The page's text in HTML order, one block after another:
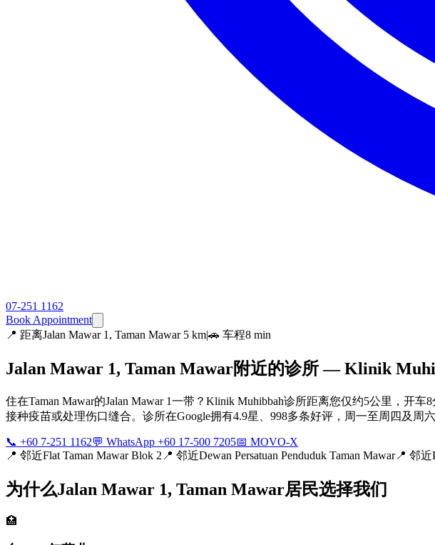
07-251 1162
Book Appointment
📍 距离Jalan Mawar 1, Taman Mawar 5 km|🚗 车程8 min
Jalan Mawar 1, Taman Mawar附近的诊所 — Klinik
住在Taman Mawar的Jalan Mawar 1一带？Klinik Muhibbah诊所距离您仅约5公里，开车
接种疫苗或处理伤口缝合。诊所在Google拥有4.9星、998多条好评，周一至周四及周
📞 +60 7-251 1162💬 WhatsApp +60 17-500 7205📅 MOVO-X
📍 邻近Flat Taman Mawar Blok 2 📍 邻近Dewan Persatuan Penduduk Taman Mawar📍 邻近
为什么Jalan Mawar 1, Taman Mawar居民选择我们
🏥